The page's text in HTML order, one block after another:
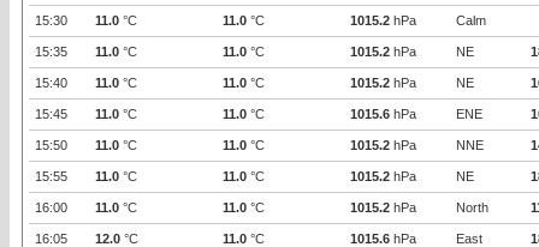
15:30 11.0 °C 11.0 °C 1015.2 hPa Calm
15:35 11.0 °C 11.0 °C 1015.2 hPa NE
15:40 11.0 °C 11.0 °C 1015.2 hPa NE
15:45 11.0 °C 11.0 °C 1015.6 hPa ENE
15:50 11.0 °C 11.0 °C 1015.2 hPa NNE
15:55 11.0 °C 11.0 °C 1015.2 hPa NE
16:00 11.0 °C 11.0 °C 1015.2 hPa North
16:05 12.0 °C 11.0 °C 1015.6 hPa East